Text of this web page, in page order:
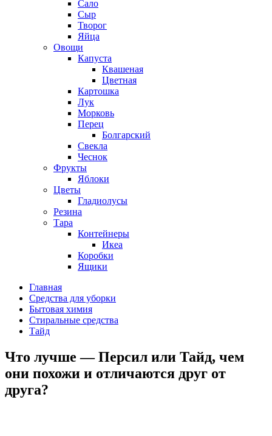
Сало
Сыр
Творог
Яйца
Овощи
Капуста
Квашеная
Цветная
Картошка
Лук
Морковь
Перец
Болгарский
Свекла
Чеснок
Фрукты
Яблоки
Цветы
Гладиолусы
Резина
Тара
Контейнеры
Икеа
Коробки
Ящики
Главная
Средства для уборки
Бытовая химия
Стиральные средства
Тайд
Что лучше — Персил или Тайд, чем
они похожи и отличаются друг от
друга?